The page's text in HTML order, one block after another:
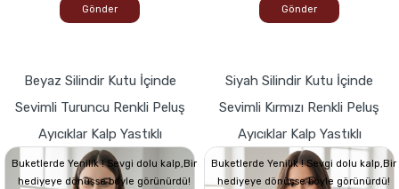
Gönder Gönder
Beyaz Silindir Kutu İçinde
Sevimli Turuncu Renkli Peluş
Ayıcıklar Kalp Yastıklı
Buketlerde Yenilik ! Sevgi dolu kalp,Bir
hediyeye dönüşse böyle görünürdü!
Siyah Silindir Kutu İçinde
Sevimli Kırmızı Renkli Peluş
Ayıcıklar Kalp Yastıklı
Buketlerde Yenilik ! Sevgi dolu kalp,Bir
hediyeye dönüşse böyle görünürdü!